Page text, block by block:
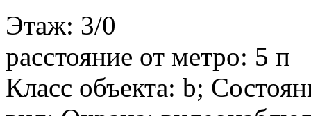
Этаж: 3/0
расстояние от метро: 5 п
Класс объекта: b;